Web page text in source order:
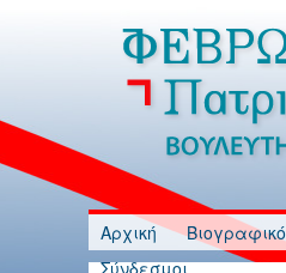
Αρχική Βιογραφικό
Σύνδεσμοι